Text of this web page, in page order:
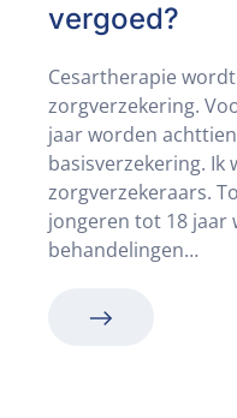
vergoed?
Cesartherapie
zorgverzekering.
jaar worden
basisverzekering. Ik
zorgverzekeraars.
jongeren tot 18 jaar
behandelingen…